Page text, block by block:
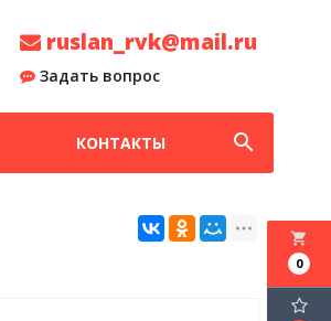
ruslan_rvk@mail.ru
Задать вопрос
КОНТАКТЫ search
local_grocery_store
0